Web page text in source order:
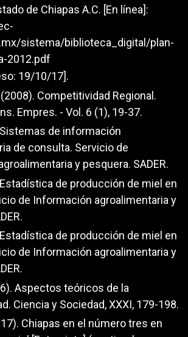
de Chiapas A.C. [En línea]:
sistema/biblioteca_digital/plan-
2012.pdf
19/10/17].
Competitividad Regional.
Empres. - Vol. 6 (1), 19-37.
Sistemas de información
de consulta. Servicio de
y pesquera. SADER.
Estadística de producción de miel en
de Información agroalimentaria y
Estadística de producción de miel en
de Información agroalimentaria y
Aspectos teóricos de la
Ciencia y Sociedad, XXXI, 179-198.
Chiapas en el número tres en